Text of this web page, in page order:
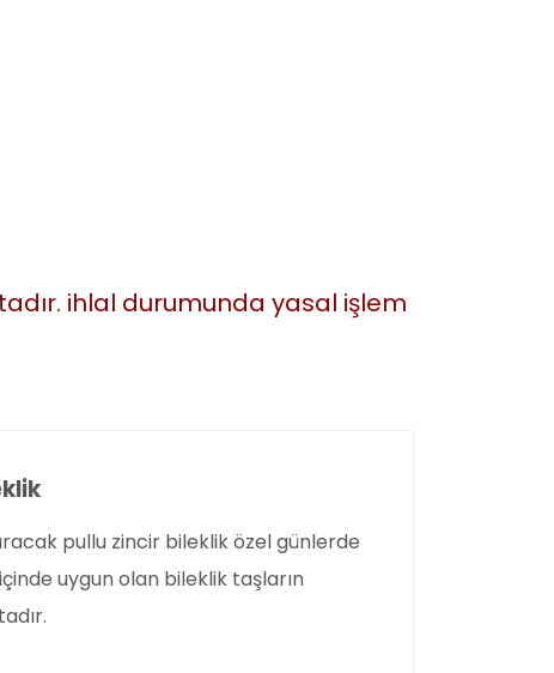
ihlal durumunda yasal işlem
pullu zincir bileklik özel günlerde
uygun olan bileklik taşların